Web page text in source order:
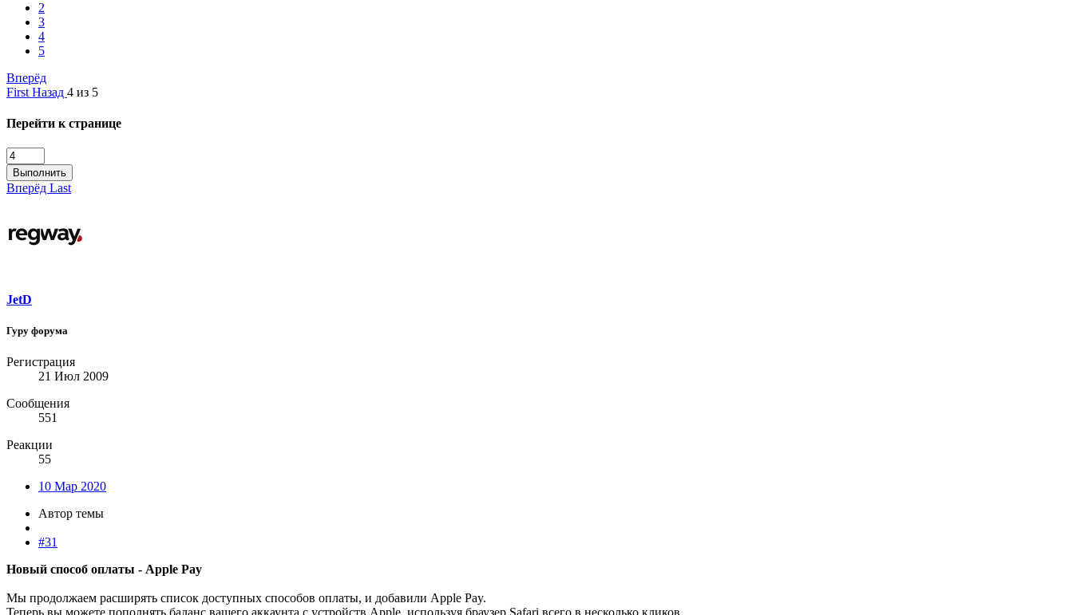
2
3
4
5
Вперёд
First Назад 4 из 5
Перейти к странице
Выполнить
Вперёд Last
JetD
Гуру форума
Регистрация
21 Июл 2009
Сообщения
551
Реакции
55
10 Мар 2020
Автор темы
#31
Новый способ оплаты - Apple Pay
Мы продолжаем расширять список доступных способов оплаты, и добавили Apple Pay.
Теперь вы можете пополнять баланс вашего аккаунта с устройств Apple, используя браузер Safari всего в несколько кликов.